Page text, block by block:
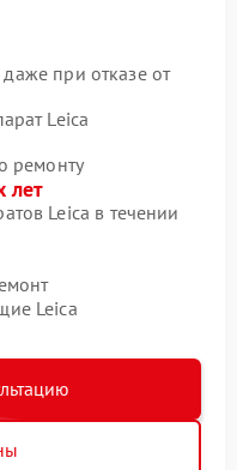
даже при отказе от
Leica
ремонту
лет
Leica в течении
Leica